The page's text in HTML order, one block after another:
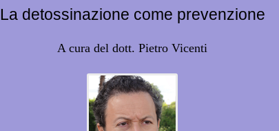
La detossinazione come prevenzione
A cura del dott. Pietro Vicenti